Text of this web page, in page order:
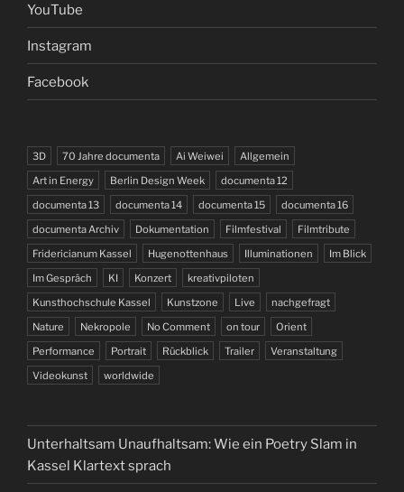
YouTube
Instagram
Facebook
3D 70 Jahre documenta Ai Weiwei
Allgemein
Art in Energy
Berlin Design Week
documenta 12
documenta 13
documenta 14 documenta 15
documenta 16
documenta Archiv
Dokumentation Filmfestival
Filmtribute
Fridericianum Kassel
Hugenottenhaus Illuminationen
Im Blick
Im Gespräch
KI Konzert
kreativpiloten
Kunsthochschule Kassel
Kunstzone Live
nachgefragt
Nature
Nekropole No Comment on tour
Orient
Performance
Portrait Rückblick Trailer
Veranstaltung
Videokunst
worldwide
Unterhaltsam Unaufhaltsam: Wie ein Poetry Slam in
Kassel Klartext sprach